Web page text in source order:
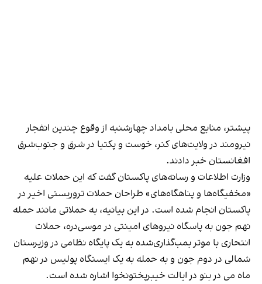
پیشتر، منابع محلی بامداد چهارشنبه از وقوع چندین انفجار
نیرومند در ولایت‌های کنر، خوست و پکتیا در شرق و جنوب‌شرق
افغانستان خبر دادند.
وزارت اطلاعات و رسانه‌های پاکستان گفت که این حملات علیه
«مخفیگاه‌ها و پناهگاه‌های» طراحان حملات تروریستی اخیر در
پاکستان انجام شده است. در این بیانیه، به حملاتی مانند حمله‌
نهم جون به پاسگاه نیروهای امینتی در موسی‌دره، حملات
انتحاری با موتر بمب‌گذاری‌شده به یک پایگاه نظامی در وزیرستان
شمالی در دوم جون و به حمله به یک ایستگاه پولیس در نهم
ماه می در بنو در ایالت خیبرپختونخوا اشاره شده است.